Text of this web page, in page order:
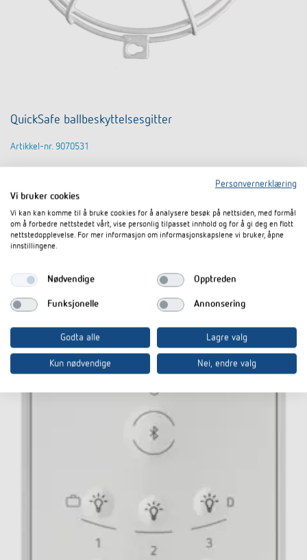
QuickSafe ballbeskyttelsesgitter
Artikkel-nr. 9070531
Til produktet I dokumentkurven
Datablad
Personvernerklæring
Vi bruker cookies
Vi kan kan komme til å bruke cookies for å analysere besøk på nettsiden, med formål
om å forbedre nettstedet vårt, vise personlig tilpasset innhold og for å gi deg en flott
nettstedopplevelse. For mer informasjon om informasjonskapslene vi bruker, åpne
innstillingene.
Nødvendige Opptreden
Funksjonelle Annonsering
Godta alle Lagre valg
Kun nødvendige Nei, endre valg